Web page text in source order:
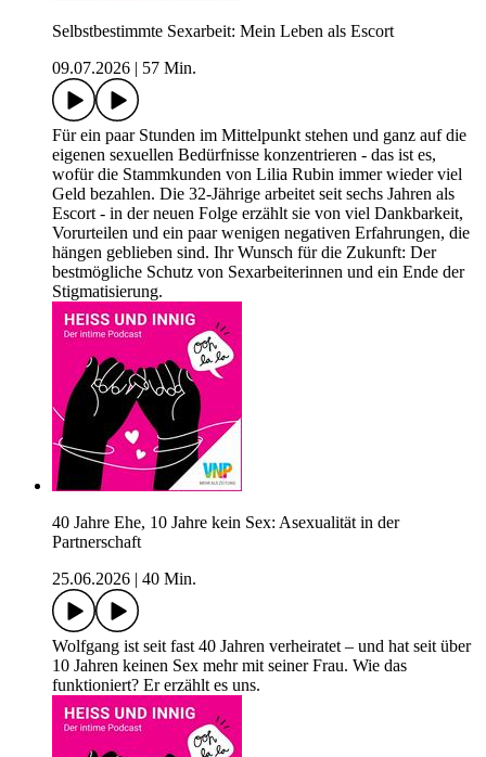
Selbstbestimmte Sexarbeit: Mein Leben als Escort
09.07.2026
57 Min.
Für ein paar Stunden im Mittelpunkt stehen und ganz auf die
eigenen sexuellen Bedürfnisse konzentrieren - das ist es,
wofür die Stammkunden von Lilia Rubin immer wieder viel
Geld bezahlen. Die 32-Jährige arbeitet seit sechs Jahren als
Escort - in der neuen Folge erzählt sie von viel Dankbarkeit,
Vorurteilen und ein paar wenigen negativen Erfahrungen, die
hängen geblieben sind. Ihr Wunsch für die Zukunft: Der
bestmögliche Schutz von Sexarbeiterinnen und ein Ende der
Stigmatisierung.
40 Jahre Ehe, 10 Jahre kein Sex: Asexualität in der
Partnerschaft
25.06.2026
40 Min.
Wolfgang ist seit fast 40 Jahren verheiratet – und hat seit über
10 Jahren keinen Sex mehr mit seiner Frau. Wie das
funktioniert? Er erzählt es uns.